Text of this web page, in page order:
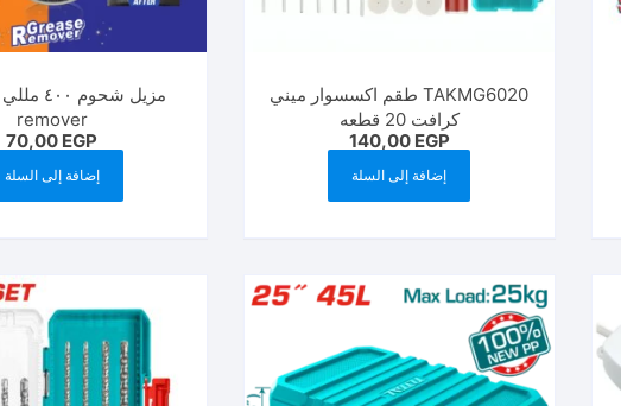
TAKMG6020 طقم اكسسوار ميني
كرافت 20 قطعه
140,00 EGP
إضافة إلى السلة
remover
70,00 EGP
إضافة إلى السلة